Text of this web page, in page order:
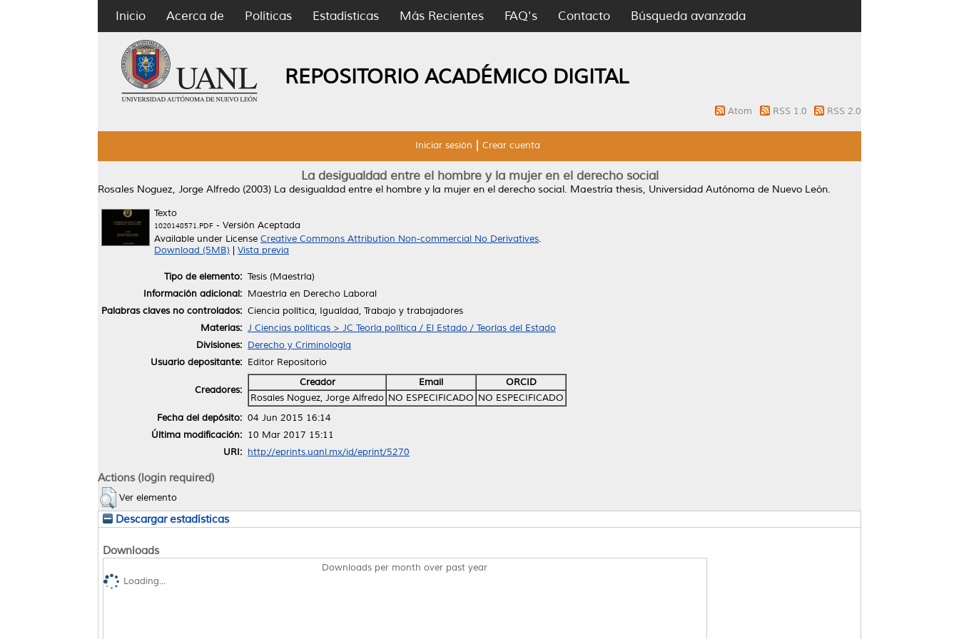
Inicio Acerca de Políticas Estadísticas Más Recientes FAQ's Contacto Búsqueda avanzada
REPOSITORIO ACADÉMICO DIGITAL
Atom RSS 1.0 RSS 2.0
Iniciar sesión Crear cuenta
La desigualdad entre el hombre y la mujer en el derecho social
Rosales Noguez, Jorge Alfredo (2003) La desigualdad entre el hombre y la mujer en el derecho social. Maestría thesis, Universidad Autónoma de Nuevo León.
Texto
1020148571.PDF - Versión Aceptada
Available under License Creative Commons Attribution Non-commercial No Derivatives.
Download (5MB)
Vista previa
Tipo de elemento: Tesis (Maestría)
Información adicional: Maestría en Derecho Laboral
Palabras claves no controlados: Ciencia política, Igualdad, Trabajo y trabajadores
Materias: J Ciencias políticas > JC Teoría política / El Estado / Teorías del Estado
Divisiones: Derecho y Criminología
Usuario depositante: Editor Repositorio
Creadores:
Creador Email
ORCID
Rosales Noguez, Jorge Alfredo NO ESPECIFICADO NO ESPECIFICADO
Fecha del depósito: 04 Jun 2015 16:14
Última modificación: 10 Mar 2017 15:11
URI: http://eprints.uanl.mx/id/eprint/5270
Actions (login required)
Ver elemento
Descargar estadísticas
Downloads
Downloads per month over past year
Loading...